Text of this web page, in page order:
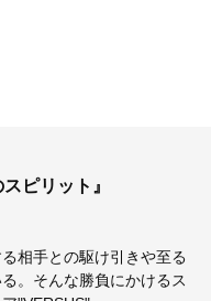
ピリット』
相手との駆け引きや至る
。そんな勝負にかけるス